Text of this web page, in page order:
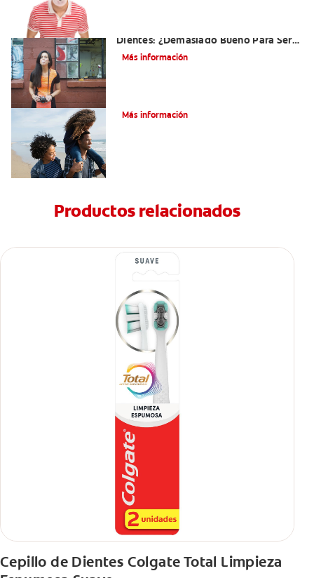
Dientes: ¿Demasiado Bueno Para Ser
Verdad?
Más información
Más información
Productos relacionados
Cepillo de Dientes Colgate Total Limpieza